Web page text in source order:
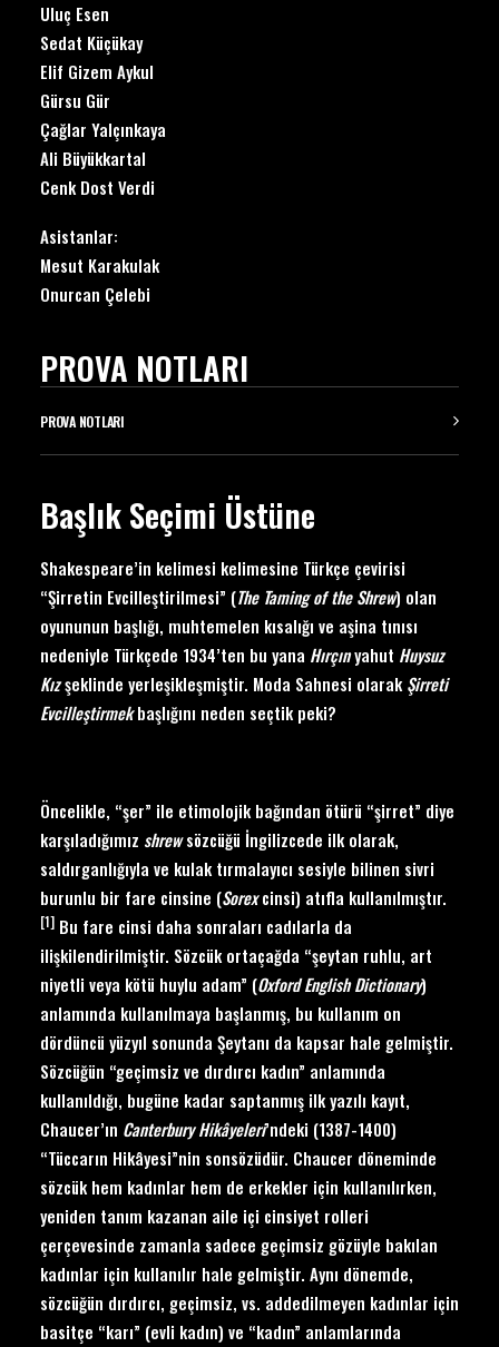
Uluç Esen
Sedat Küçükay
Elif Gizem Aykul
Gürsu Gür
Çağlar Yalçınkaya
Ali Büyükkartal
Cenk Dost Verdi
Asistanlar:
Mesut Karakulak
Onurcan Çelebi
PROVA NOTLARI
PROVA NOTLARI
Başlık Seçimi Üstüne
Shakespeare’in kelimesi kelimesine Türkçe çevirisi
“Şirretin Evcilleştirilmesi” (The Taming of the Shrew) olan
oyununun başlığı, muhtemelen kısalığı ve aşina tınısı
nedeniyle Türkçede 1934’ten bu yana Hırçınyahut Huysuz
Kızşeklinde yerleşikleşmiştir. Moda Sahnesi olarak Şirreti
Evcilleştirmekbaşlığını neden seçtik peki?
Öncelikle, “şer” ile etimolojik bağından ötürü “şirret” diye
karşıladığımız shrewsözcüğü İngilizcede ilk olarak,
saldırganlığıyla ve kulak tırmalayıcı sesiyle bilinen sivri
burunlu bir fare cinsine (Sorexcinsi) atıfla kullanılmıştır.
[1] Bu fare cinsi daha sonraları cadılarla da
ilişkilendirilmiştir. Sözcük ortaçağda “şeytan ruhlu, art
niyetli veya kötü huylu adam” (Oxford English Dictionary)
anlamında kullanılmaya başlanmış, bu kullanım on
dördüncü yüzyıl sonunda Şeytanı da kapsar hale gelmiştir.
Sözcüğün “geçimsiz ve dırdırcı kadın” anlamında
kullanıldığı, bugüne kadar saptanmış ilk yazılı kayıt,
Chaucer’ın Canterbury Hikâyeleri’ndeki (1387-1400)
“Tüccarın Hikâyesi”nin sonsözüdür. Chaucer döneminde
sözcük hem kadınlar hem de erkekler için kullanılırken,
yeniden tanım kazanan aile içi cinsiyet rolleri
çerçevesinde zamanla sadece geçimsiz gözüyle bakılan
kadınlar için kullanılır hale gelmiştir. Aynı dönemde,
sözcüğün dırdırcı, geçimsiz, vs. addedilmeyen kadınlar için
basitçe “karı” (evli kadın) ve “kadın” anlamlarında